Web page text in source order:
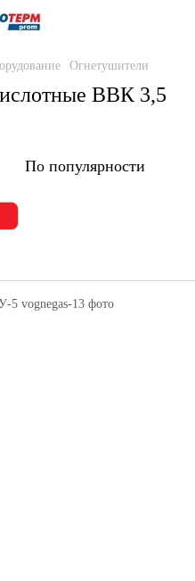
Огнетушители
ВВК 3,5
По популярности